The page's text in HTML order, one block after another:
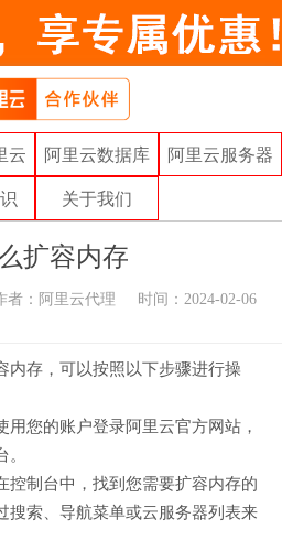
云 阿里云数据库 阿里云服务器
关于我们
扩容内存
者： 阿里云代理
时间：2024-02-06
内存，可以按照以下步骤进行操
用您的账户登录阿里云官方网站，
控制台中，找到您需要扩容内存的
搜索、导航菜单或云服务器列表来